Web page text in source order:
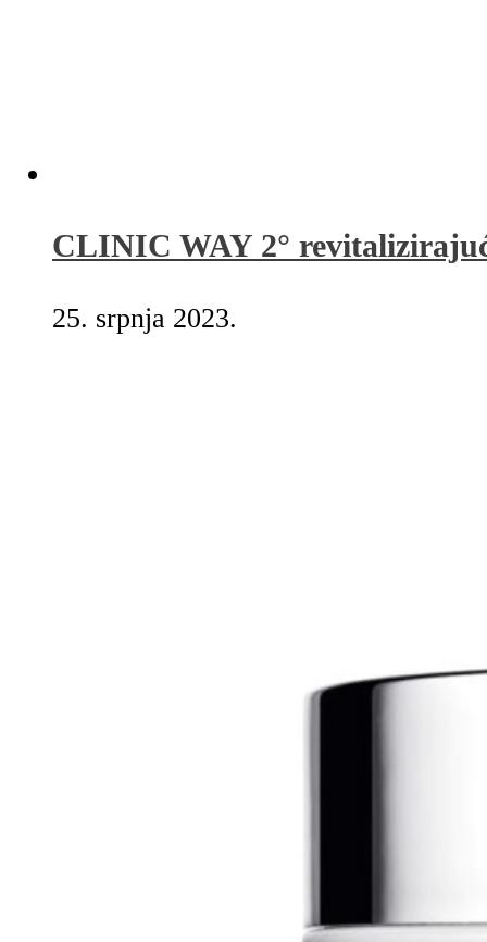
CLINIC WAY 2°
25. srpnja 2023.